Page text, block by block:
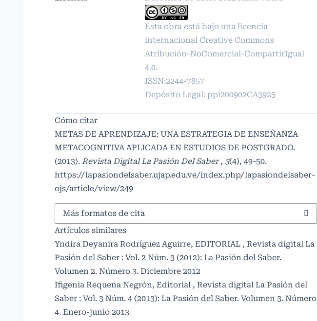
Esta obra está bajo una licencia
internacional Creative Commons
Atribución-NoComercial-CompartirIgual
4.0.
ISSN:2244-7857
Depósito Legal: ppi200902CA3925
Cómo citar
METAS DE APRENDIZAJE: UNA ESTRATEGIA DE ENSEÑANZA
METACOGNITIVA APLICADA EN ESTUDIOS DE POSTGRADO.
(2013). Revista Digital La Pasión Del Saber, 3(4), 49-50.
https://lapasiondelsaber.ujap.edu.ve/index.php/lapasiondelsaber-
ojs/article/view/249
Más formatos de cita
Artículos similares
Yndira Deyanira Rodríguez Aguirre, EDITORIAL , Revista digital La
Pasión del Saber : Vol. 2 Núm. 3 (2012): La Pasión del Saber.
Volumen 2. Número 3. Diciembre 2012
Ifigenia Requena Negrón, Editorial , Revista digital La Pasión del
Saber : Vol. 3 Núm. 4 (2013): La Pasión del Saber. Volumen 3. Número
4. Enero-junio 2013